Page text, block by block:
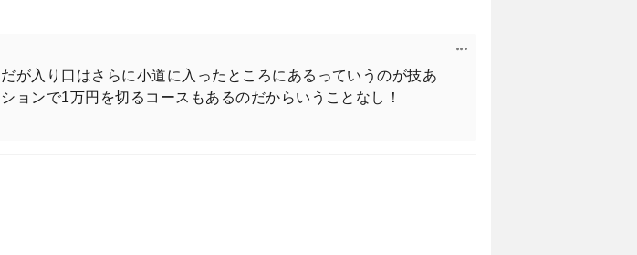
が入り口はさらに小道に入ったところにあるっていうのが技あ
ョンで1万円を切るコースもあるのだからいうことなし！